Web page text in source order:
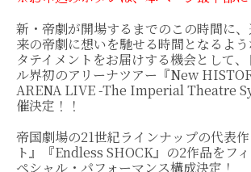
新・帝劇が開場するまでのこの時間に
来の帝劇に想いを馳せる時間となるよ
タテイメントをお届けする機会として
ル界初のアリーナツアー『New
ARENA LIVE -The Imperial Theatre
催決定！！
帝国劇場の21世紀ラインナップの代表
ト』『Endless SHOCK』の2作品をフ
ペシャル・パフォーマンス構成決定！